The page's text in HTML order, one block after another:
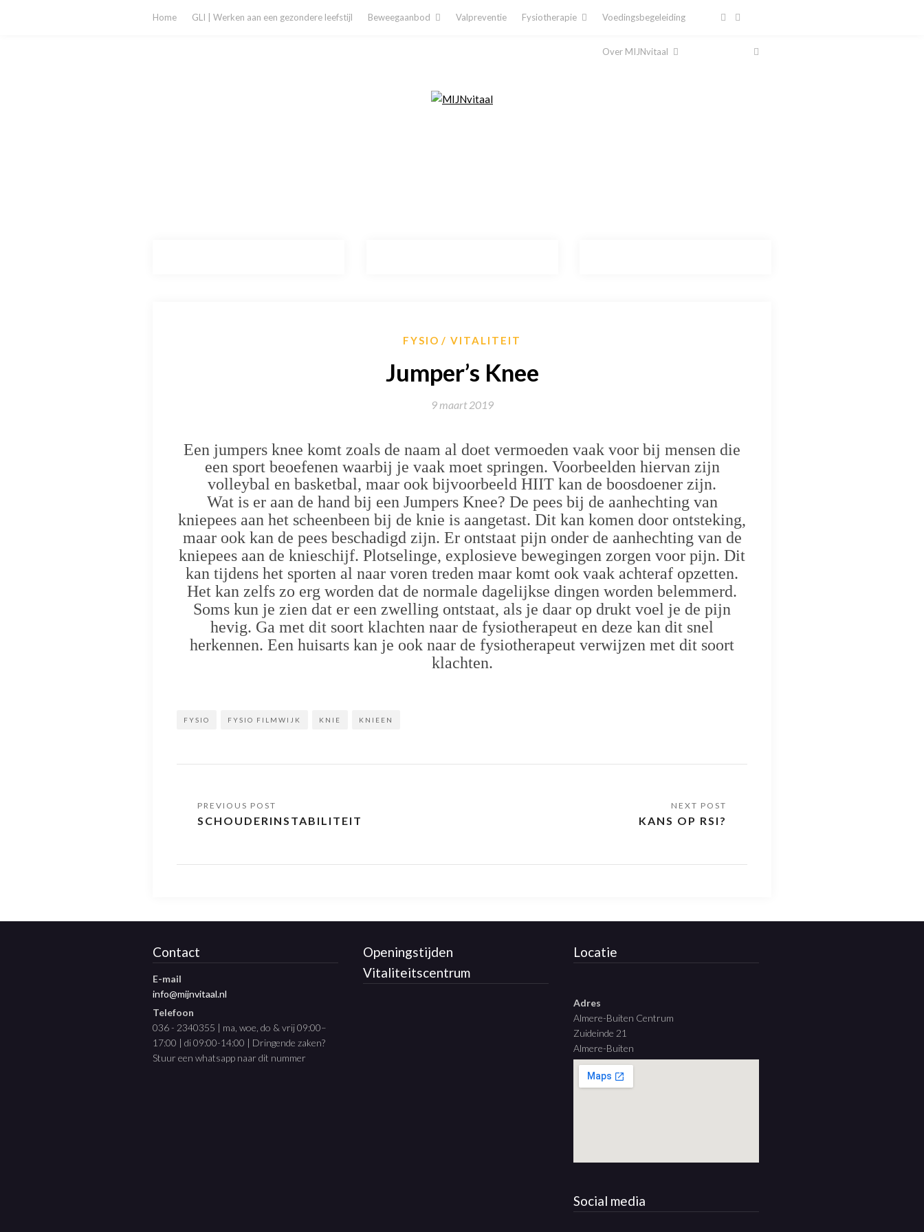
Home GLI | Werken aan een gezondere leefstijl Beweegaanbod Valpreventie Fysiotherapie Voedingsbegeleiding
Over MIJNvitaal
FYSIO VITALITEIT
Jumper’s Knee
9 maart 2019
Een jumpers knee komt zoals de naam al doet vermoeden vaak voor bij mensen die
een sport beoefenen waarbij je vaak moet springen. Voorbeelden hiervan zijn
volleybal en basketbal, maar ook bijvoorbeeld HIIT kan de boosdoener zijn.
Wat is er aan de hand bij een Jumpers Knee? De pees bij de aanhechting van
kniepees aan het scheenbeen bij de knie is aangetast. Dit kan komen door ontsteking,
maar ook kan de pees beschadigd zijn. Er ontstaat pijn onder de aanhechting van de
kniepees aan de knieschijf. Plotselinge, explosieve bewegingen zorgen voor pijn. Dit
kan tijdens het sporten al naar voren treden maar komt ook vaak achteraf opzetten.
Het kan zelfs zo erg worden dat de normale dagelijkse dingen worden belemmerd.
Soms kun je zien dat er een zwelling ontstaat, als je daar op drukt voel je de pijn
hevig. Ga met dit soort klachten naar de fysiotherapeut en deze kan dit snel
herkennen. Een huisarts kan je ook naar de fysiotherapeut verwijzen met dit soort
klachten.
FYSIO FYSIO FILMWIJK KNIE KNIEEN
SCHOUDERINSTABILITEIT KANS OP RSI?
Contact
E-mail
info@mijnvitaal.nl
Telefoon
036 - 2340355 | ma, woe, do & vrij 09:00–
17:00 | di 09:00-14:00 | Dringende zaken?
Stuur een whatsapp naar dit nummer
Openingstijden
Vitaliteitscentrum
Locatie
Adres
Almere-Buiten Centrum
Zuideinde 21
Almere-Buiten
Social media